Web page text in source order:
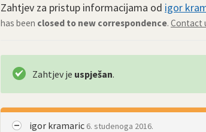
Zahtjev za pristup informacijama od igor
has been closed to new correspondence. Contact
Zahtjev je uspješan.
igor kramaric 6. studenoga 2016.